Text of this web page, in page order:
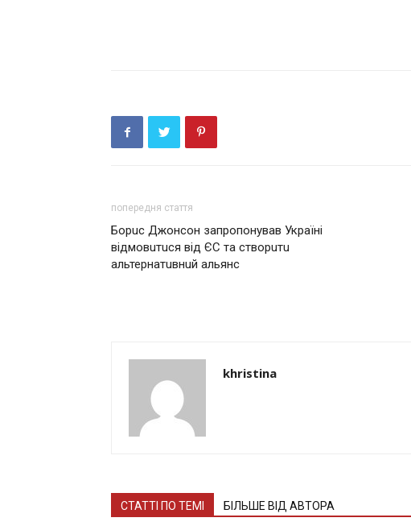
попередня стаття
Борuс Джонсон зaпропонувaв Укрaїні
відмовuтuся від ЄС тa створuтu
aльтернaтuвнuй aльянс
khristina
СТАТТІ ПО ТЕМІ БІЛЬШЕ ВІД АВТОРА